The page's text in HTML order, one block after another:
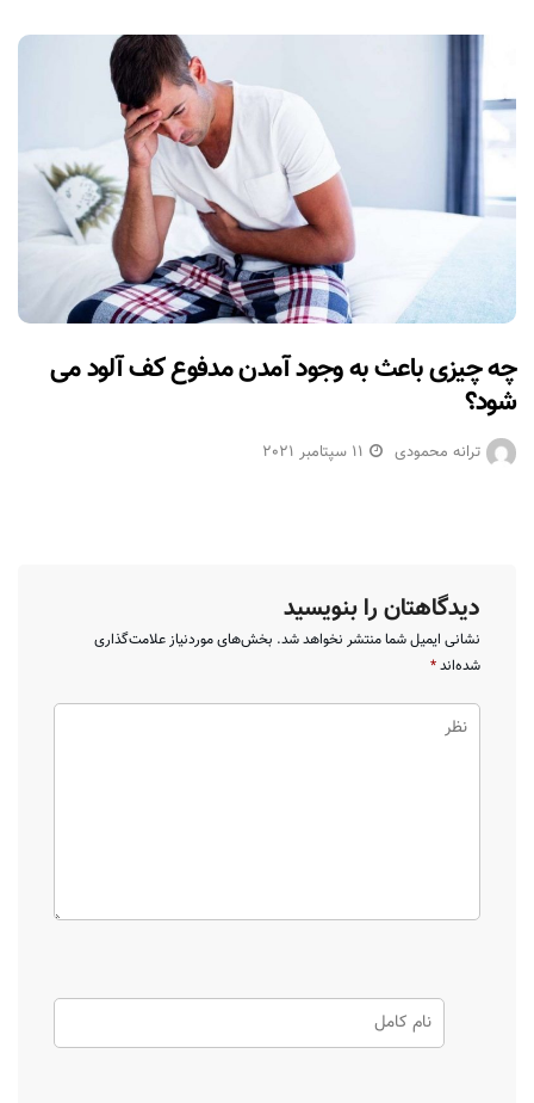
چه چیزی باعث به وجود آمدن مدفوع کف آلود می
شود؟
ترانه محمودی 11 سپتامبر 2021
دیدگاهتان را بنویسید
نشانی ایمیل شما منتشر نخواهد شد. بخش‌های موردنیاز علامت‌گذاری
شده‌اند*